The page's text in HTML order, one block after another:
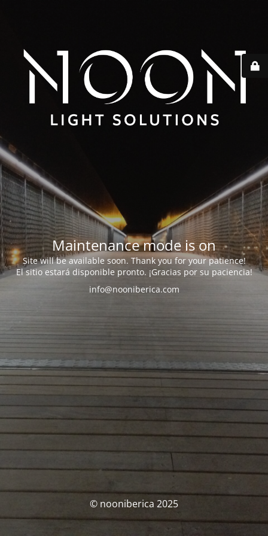
Maintenance mode is on
Site will be available soon. Thank you for your patience!
El sitio estará disponible pronto. ¡Gracias por su paciencia!
info@nooniberica.com
© nooniberica 2025